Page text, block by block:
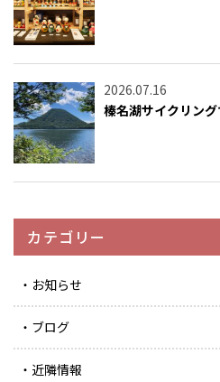
2026.07.16
榛名湖サイクリン
カテゴリー
お知らせ
ブログ
近隣情報